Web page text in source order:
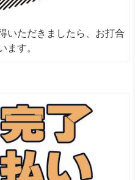
いただきましたら、お打合
ます。